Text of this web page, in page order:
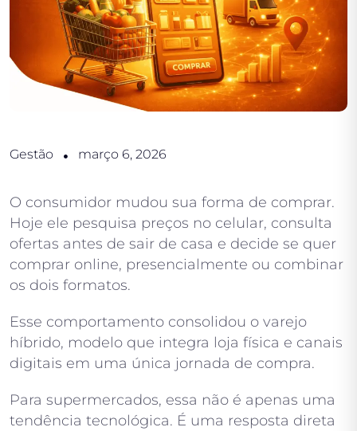
Gestão março 6, 2026
O consumidor mudou sua forma de comprar.
Hoje ele pesquisa preços no celular, consulta
ofertas antes de sair de casa e decide se quer
comprar online, presencialmente ou combinar
os dois formatos.
Esse comportamento consolidou o varejo
híbrido, modelo que integra loja física e canais
digitais em uma única jornada de compra.
Para supermercados, essa não é apenas uma
tendência tecnológica. É uma resposta direta